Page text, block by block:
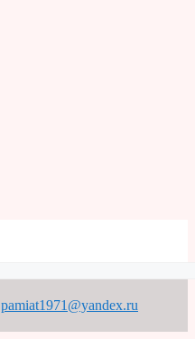
pamiat1971@yandex.ru